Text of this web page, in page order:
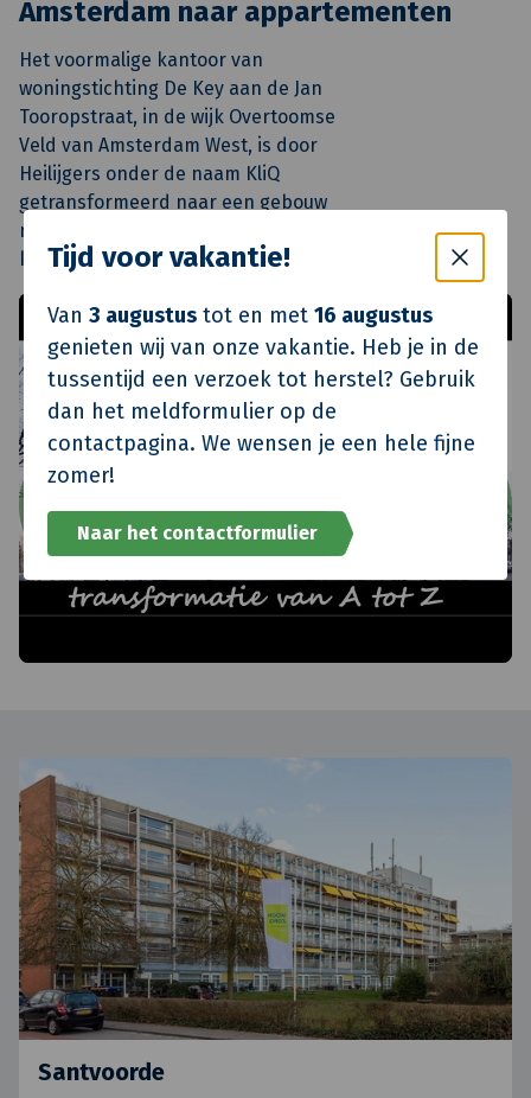
Tijd voor vakantie!
Van 3 augustus tot en met 16 augustus
genieten wij van onze vakantie. Heb je in de
tussentijd een verzoek tot herstel? Gebruik
dan het meldformulier op de
contactpagina. We wensen je een hele fijne
zomer!
Naar het contactformulier
Amsterdam naar appartementen
Het voormalige kantoor van
woningstichting De Key aan de Jan
Tooropstraat, in de wijk Overtoomse
Veld van Amsterdam West, is door
Heilijgers onder de naam KliQ
getransformeerd naar een gebouw
met hippe, complete en betaalbare
koopappartementen.
Santvoorde